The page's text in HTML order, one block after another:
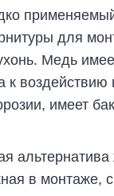
для
Медь
к
имеет
альтернатива
в монтаже,